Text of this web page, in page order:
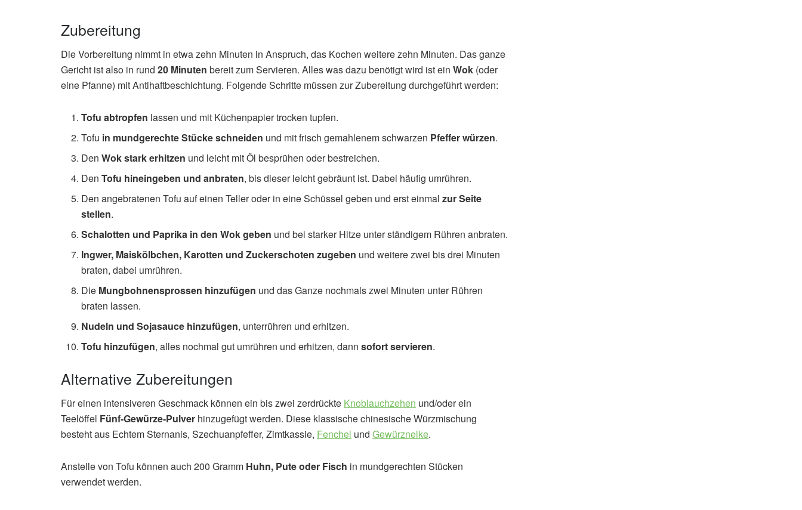
Zubereitung
Die Vorbereitung nimmt in etwa zehn Minuten in Anspruch, das Kochen weitere zehn Minuten. Das ganze
Gericht ist also in rund 20 Minuten bereit zum Servieren. Alles was dazu benötigt wird ist ein Wok (oder
eine Pfanne) mit Antihaftbeschichtung. Folgende Schritte müssen zur Zubereitung durchgeführt werden:
Tofu abtropfen lassen und mit Küchenpapier trocken tupfen.
Tofu in mundgerechte Stücke schneiden und mit frisch gemahlenem schwarzen Pfeffer würzen.
DenWok stark erhitzen und leicht mit Öl besprühen oder bestreichen.
DenTofu hineingeben und anbraten, bis dieser leicht gebräunt ist. Dabei häufig umrühren.
Den angebratenen Tofu auf einen Teller oder in eine Schüssel geben und erst einmalzur Seite
stellen.
Schalotten und Paprika in den Wok geben und bei starker Hitze unter ständigem Rühren anbraten.
Ingwer, Maiskölbchen, Karotten und Zuckerschoten zugeben und weitere zwei bis drei Minuten
braten, dabei umrühren.
Die Mungbohnensprossen hinzufügen und das Ganze nochmals zwei Minuten unter Rühren
braten lassen.
Nudeln und Sojasauce hinzufügen, unterrühren und erhitzen.
Tofu hinzufügen, alles nochmal gut umrühren und erhitzen, dannsofort servieren.
Alternative Zubereitungen
Für einen intensiveren Geschmack können ein bis zwei zerdrückte Knoblauchzehen und/oder ein
Teelöffel Fünf-Gewürze-Pulver hinzugefügt werden. Diese klassische chinesische Würzmischung
besteht aus Echtem Sternanis, Szechuanpfeffer, Zimtkassie, Fenchel und Gewürznelke.
Anstelle von Tofu können auch 200 Gramm Huhn, Pute oder Fisch in mundgerechten Stücken
verwendet werden.